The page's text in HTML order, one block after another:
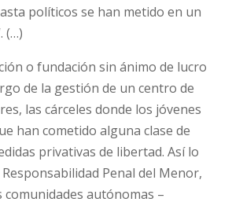
políticos se han metido en un
(…)
o fundación sin ánimo de lucro
de la gestión de un centro de
las cárceles donde los jóvenes
han cometido alguna clase de
privativas de libertad. Así lo
Penal del Menor,
autónomas –